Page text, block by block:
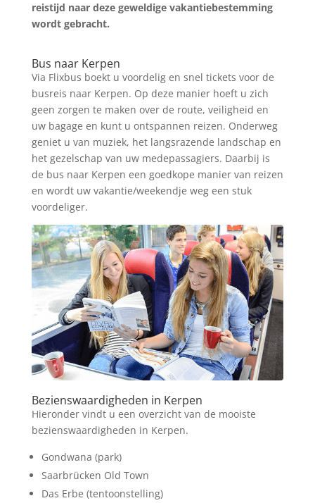
reistijd naar deze geweldige vakantiebestemming
wordt gebracht.
Bus naar Kerpen
Via Flixbus boekt u voordelig en snel tickets voor de
busreis naar Kerpen. Op deze manier hoeft u zich
geen zorgen te maken over de route, veiligheid en
uw bagage en kunt u ontspannen reizen. Onderweg
geniet u van muziek, het langsrazende landschap en
het gezelschap van uw medepassagiers. Daarbij is
de bus naar Kerpen een goedkope manier van reizen
en wordt uw vakantie/weekendje weg een stuk
voordeliger.
Bezienswaardigheden in Kerpen
Hieronder vindt u een overzicht van de mooiste
bezienswaardigheden in Kerpen.
Gondwana (park)
Saarbrücken Old Town
Das Erbe (tentoonstelling)